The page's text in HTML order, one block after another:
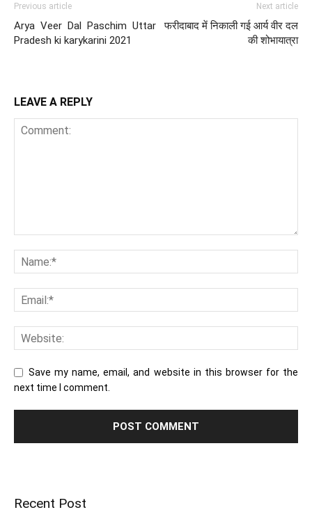
Previous article
Arya Veer Dal Paschim Uttar
Pradesh ki karykarini 2021
Next article
फरीदाबाद में निकाली गई आर्य वीर दल
की शोभायात्रा
LEAVE A REPLY
Save my name, email, and website in this browser for the
next time I comment.
Recent Post